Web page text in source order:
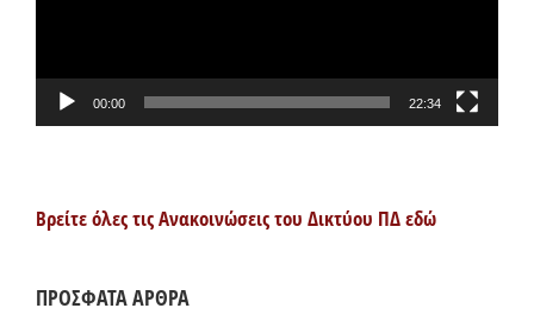
00:00 22:34
Βρείτε όλες τις Ανακοινώσεις του Δικτύου ΠΔ εδώ
ΠΡΟΣΦΑΤΑ ΑΡΘΡΑ